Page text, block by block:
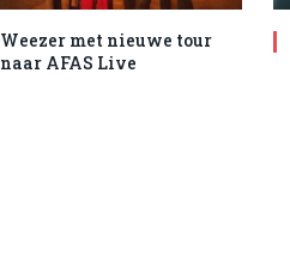
Weezer met nieuwe tour
naar AFAS Live